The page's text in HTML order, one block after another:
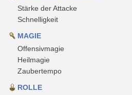
Stärke der Attacke
Schnelligkeit
MAGIE
Offensivmagie
Heilmagie
Zaubertempo
ROLLE